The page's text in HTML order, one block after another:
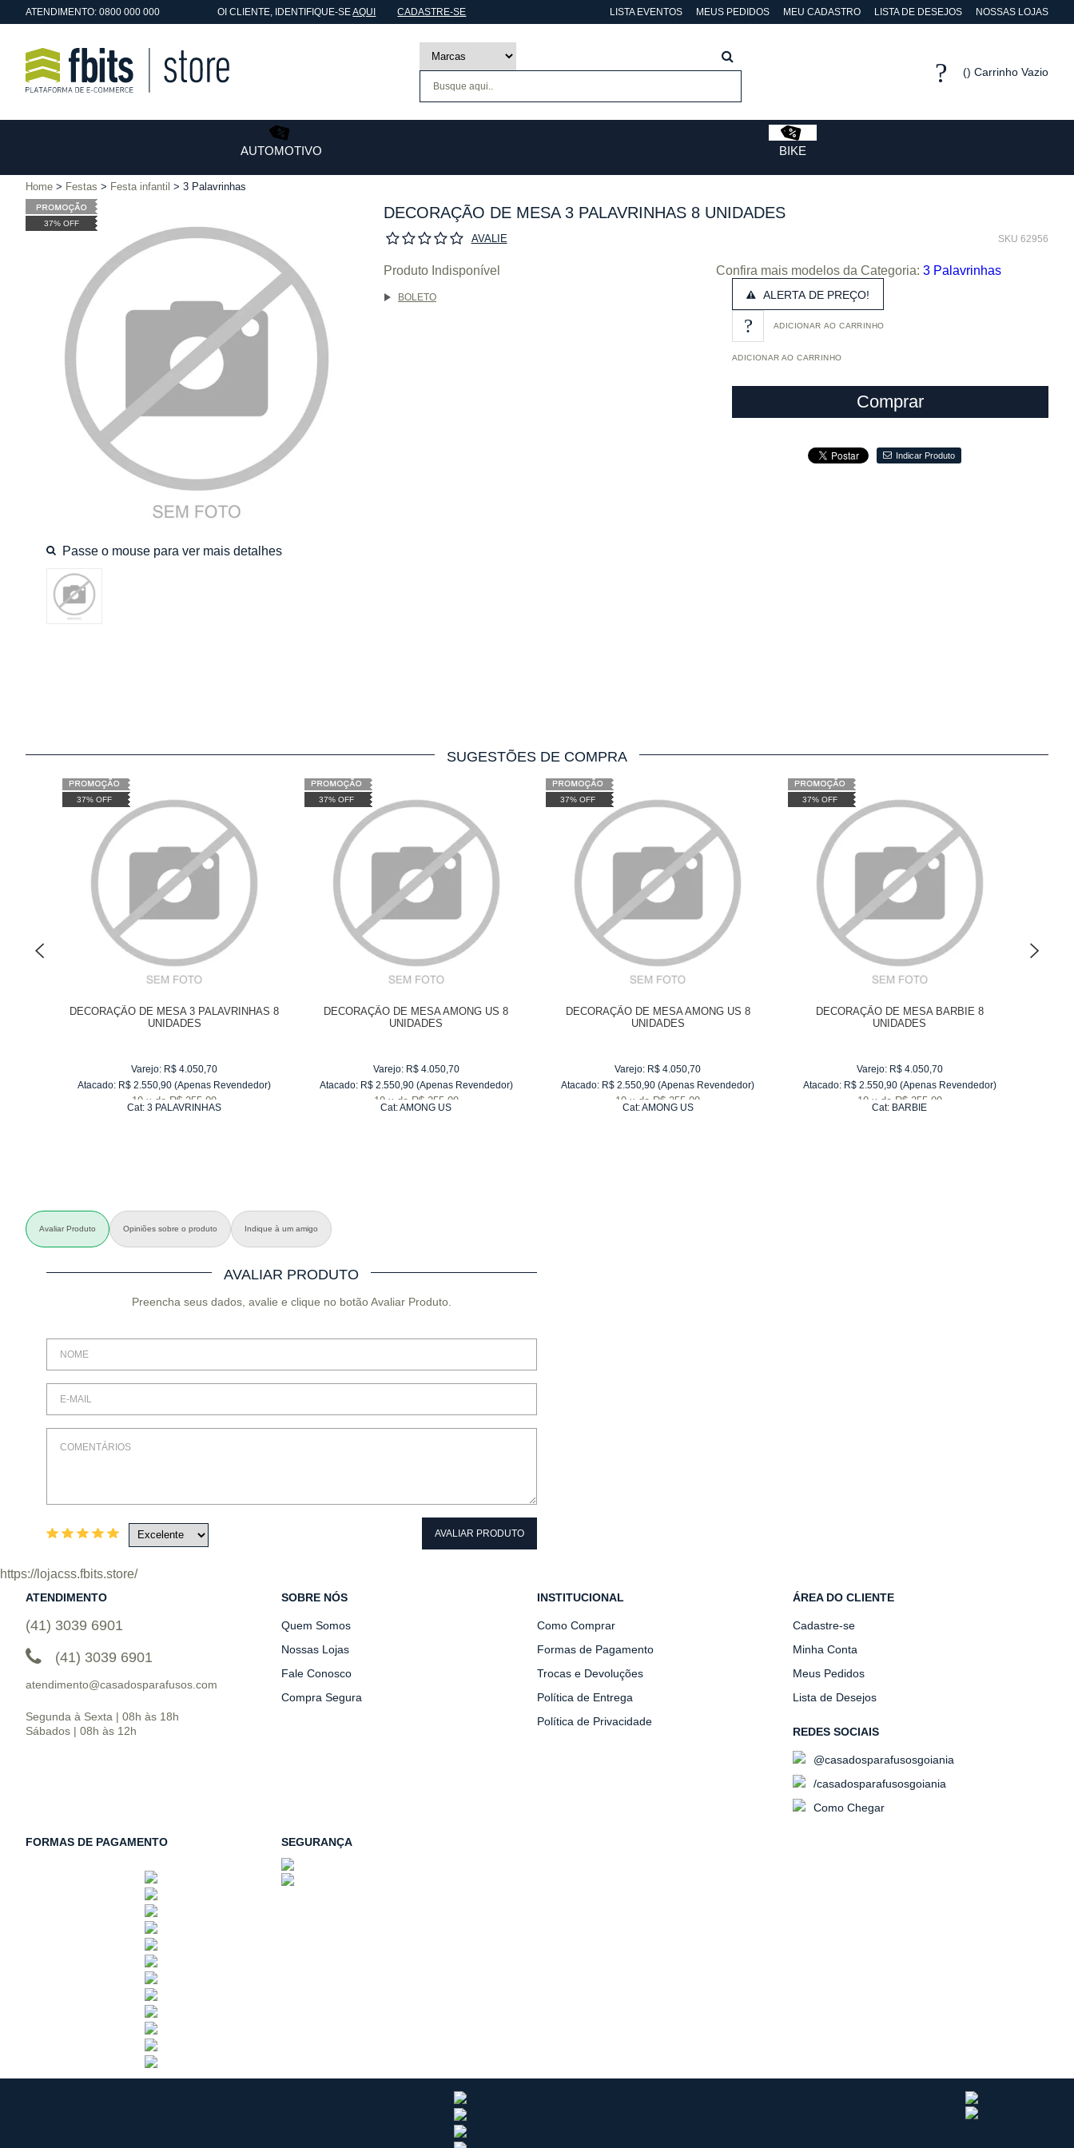
ATENDIMENTO: 0800 000 000 OICLIENTE, IDENTIFIQUE-SEAQUI CADASTRE-SE LISTA EVENTOS MEUS PEDIDOS MEU CADASTRO LISTA DE DESEJOS NOSSAS LOJAS
Carrinho Vazio
AUTOMOTIVO BIKE
Home Festas Festa infantil 3 Palavrinhas
37% OFF
DECORAÇÃO DE MESA 3 PALAVRINHAS 8 UNIDADES
SKU 62956
AVALIE
Produto Indisponível
BOLETO
Confira mais modelos da Categoria: 3 Palavrinhas
ALERTA DE PREÇO!
ADICIONAR AO CARRINHO
Comprar
Indicar Produto
SUGESTÕES DE COMPRA
37% OFF
DECORAÇÃO DE MESA 3 PALAVRINHAS 8
UNIDADES
Varejo: R$ 4.050,70
Atacado: R$ 2.550,90 (Apenas Revendedor)
10 x de R$ 255,09
Cat:3 PALAVRINHAS
37% OFF
DECORAÇÃO DE MESA AMONG US 8
UNIDADES
Varejo: R$ 4.050,70
Atacado: R$ 2.550,90 (Apenas Revendedor)
10 x de R$ 255,09
Cat:AMONG US
37% OFF
DECORAÇÃO DE MESA AMONG US 8
UNIDADES
Varejo: R$ 4.050,70
Atacado: R$ 2.550,90 (Apenas Revendedor)
10 x de R$ 255,09
Cat:AMONG US
37% OFF
DECORAÇÃO DE MESA BARBIE 8
UNIDADES
Varejo: R$ 4.050,70
Atacado: R$ 2.550,90 (Apenas Revendedor)
10 x de R$ 255,09
Cat: BARBIE
Avaliar Produto Opiniões sobre o produto Indique à um amigo
AVALIAR PRODUTO
Preencha seus dados, avalie e clique no botão Avaliar Produto.
AVALIAR PRODUTO
https://lojacss.fbits.store/
ATENDIMENTO
(41) 3039 6901
(41) 3039 6901
atendimento@casadosparafusos.com
Segunda à Sexta | 08h às 18h
Sábados | 08h às 12h
SOBRE NÓS
Quem Somos
Nossas Lojas
Fale Conosco
Compra Segura
INSTITUCIONAL
Como Comprar
Formas de Pagamento
Trocas e Devoluções
Política de Entrega
Política de Privacidade
ÁREA DO CLIENTE
Cadastre-se
Minha Conta
Meus Pedidos
Lista de Desejos
REDES SOCIAIS
@casadosparafusosgoiania
/casadosparafusosgoiania
Como Chegar
FORMAS DE PAGAMENTO SEGURANÇA